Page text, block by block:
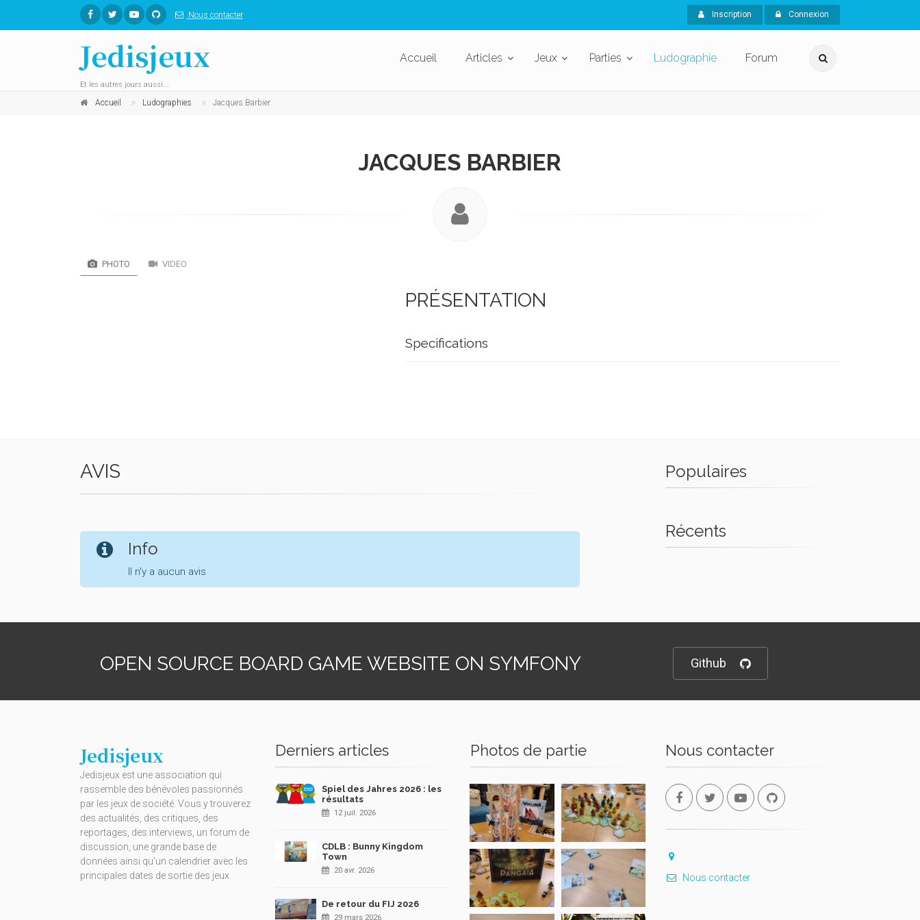
Nous contacter Inscription Connexion
Jedisjeux
Et les autres jours aussi...
Accueil Articles Jeux Parties Ludographie Forum
Accueil Ludographies Jacques Barbier
JACQUES BARBIER
PHOTO VIDEO
PRÉSENTATION
Specifications
AVIS
Info
Il n'y a aucun avis
Populaires
Récents
OPEN SOURCE BOARD GAME WEBSITE ON SYMFONY Github
Jedisjeux
Jedisjeux est une association qui
rassemble des bénévoles passionnés
par les jeux de société. Vous y trouverez
des actualités, des critiques, des
reportages, des interviews, un forum de
discussion, une grande base de
données ainsi qu’un calendrier avec les
principales dates de sortie des jeux.
Derniers articles
Spiel des Jahres 2026 : les
résultats
12 juil. 2026
CDLB : Bunny Kingdom
Town
20 avr. 2026
De retour du FIJ 2026
29 mars 2026
Photos de partie Nous contacter
Nous contacter